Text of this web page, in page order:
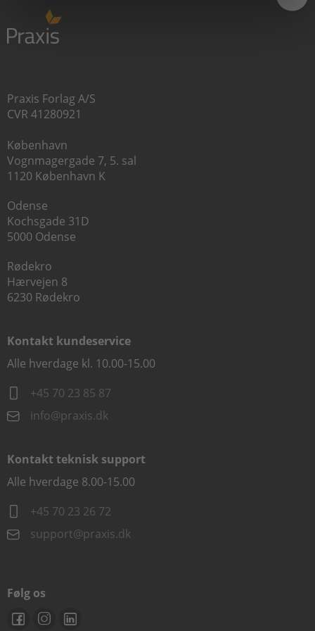
Praxis Forlag A/S
CVR 41280921
København
Vognmagergade 7, 5. sal
1120 København K
Odense
Kochsgade 31D
5000 Odense
Rødekro
Hærvejen 8
6230 Rødekro
Kontakt kundeservice
Alle hverdage kl. 10.00-15.00
+45 70 23 85 87
info@praxis.dk
Kontakt teknisk support
Alle hverdage 8.00-15.00
+45 70 23 26 72
support@praxis.dk
Følg os